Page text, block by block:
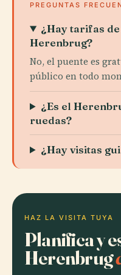
PREGUNTAS
¿Hay tarifas
Herenbrug?
No, el puente es
público en todo
¿Es el
ruedas?
¿Hay visitas
HAZ LA VISITA TUYA
Planifica y
Herenbrug